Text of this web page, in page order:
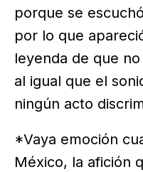
porque se
por lo que
leyenda de que
al igual que el
ningún acto
*Vaya emoción
México, la afición